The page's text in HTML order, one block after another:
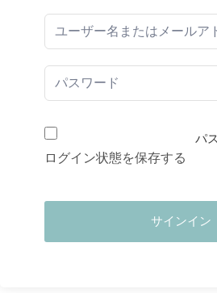
ログイン状態を保存する
パ
サインイン